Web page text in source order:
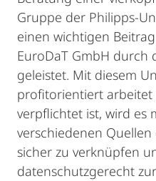
Gruppe der Philipps-
einen wichtigen
EuroDaT GmbH durch
geleistet. Mit diesem
profitorientiert
verpflichtet ist, wird es
verschiedenen Quellen
sicher zu verknüpfen
datenschutzgerecht